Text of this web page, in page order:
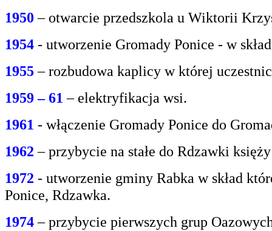
1950 – otwarcie przedszkola u Wiktorii
1954 - utworzenie Gromady Ponice - w
1955 – rozbudowa kaplicy w której
1959 – 61 – elektryfikacja wsi.
1961 - włączenie Gromady Ponice do
1962 – przybycie na stałe do Rdzawki
1972 - utworzenie gminy Rabka w skład
Ponice, Rdzawka.
1974 – przybycie pierwszych grup